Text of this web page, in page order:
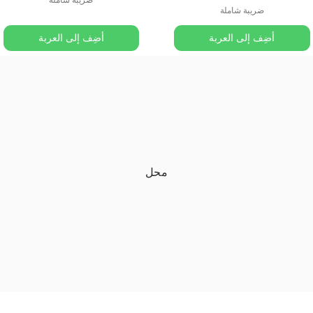
ضريبة شاملة
أضِف إلى العربة أضِف إلى العربة
محل